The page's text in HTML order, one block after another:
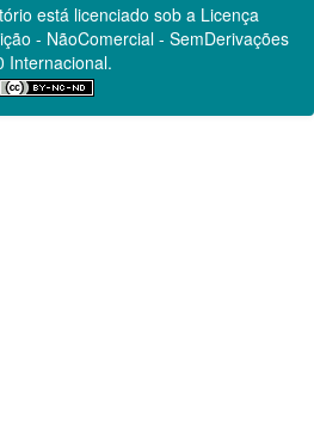
está licenciado sob a Licença
- NãoComercial - SemDerivações
Internacional.